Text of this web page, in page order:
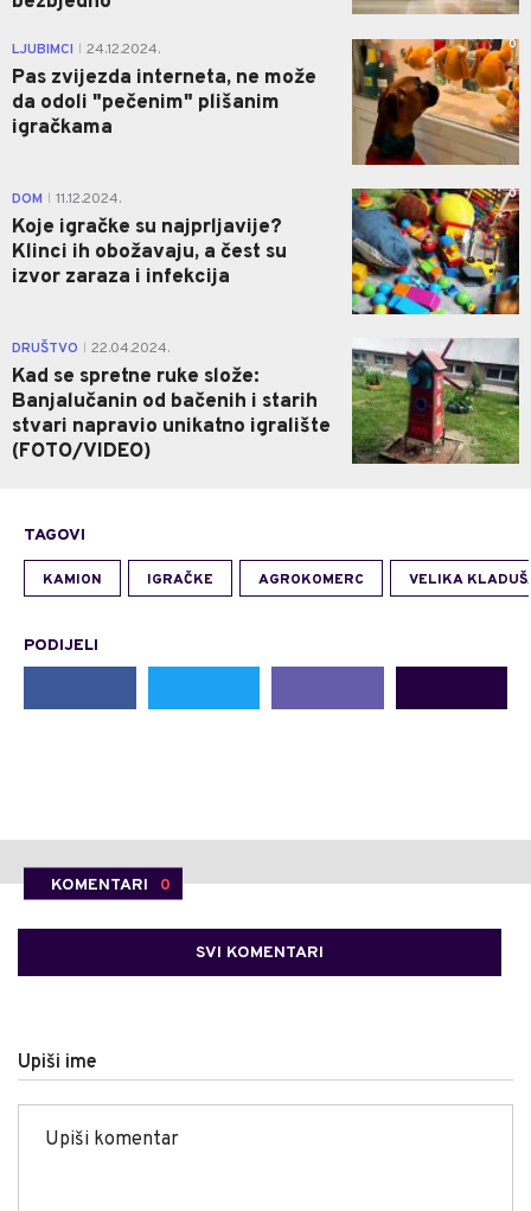
LJUBIMCI 24.12.2024.
Pas zvijezda interneta, ne može
da odoli "pečenim" plišanim
igračkama
0
DOM 11.12.2024.
Koje igračke su najprljavije?
Klinci ih obožavaju, a čest su
izvor zaraza i infekcija
0
DRUŠTVO 22.04.2024.
Kad se spretne ruke slože:
Banjalučanin od bačenih i starih
stvari napravio unikatno igralište
(FOTO/VIDEO)
TAGOVI
KAMION IGRAČKE AGROKOMERC VELIKA
PODIJELI
KOMENTARI 0
SVI KOMENTARI
Upiši ime